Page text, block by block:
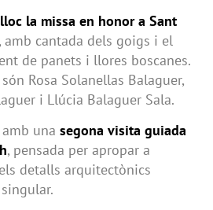
la missa en honor a Sant
, amb cantada dels goigs i el
de panets i llores boscanes.
Rosa Solanellas Balaguer,
i Llúcia Balaguer Sala.
una segona visita guiada
, pensada per apropar a
detalls arquitectònics